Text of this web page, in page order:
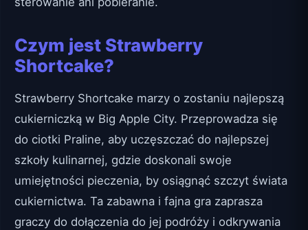
Czym jest Strawberry
Shortcake?
Strawberry Shortcake marzy o zostaniu najlepszą
cukierniczką w Big Apple City. Przeprowadza się
do ciotki Praline, aby uczęszczać do najlepszej
szkoły kulinarnej, gdzie doskonali swoje
umiejętności pieczenia, by osiągnąć szczyt świata
cukiernictwa. Ta zabawna i fajna gra zaprasza
graczy do dołączenia do jej podróży i odkrywania